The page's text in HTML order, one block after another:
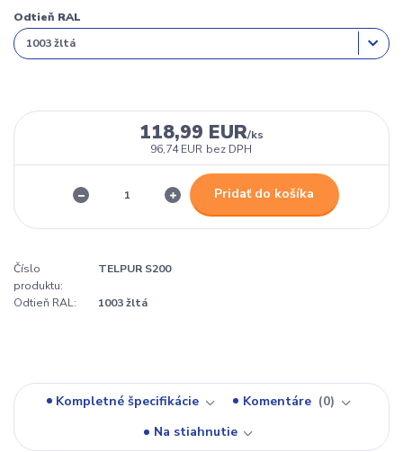
Odtieň RAL
118,99 EUR/ks
96,74 EUR bez DPH
Pridať do košíka
Číslo
produktu:
TELPUR S200
Odtieň RAL: 1003 žltá
Kompletné špecifikácie Komentáre
0
Na stiahnutie